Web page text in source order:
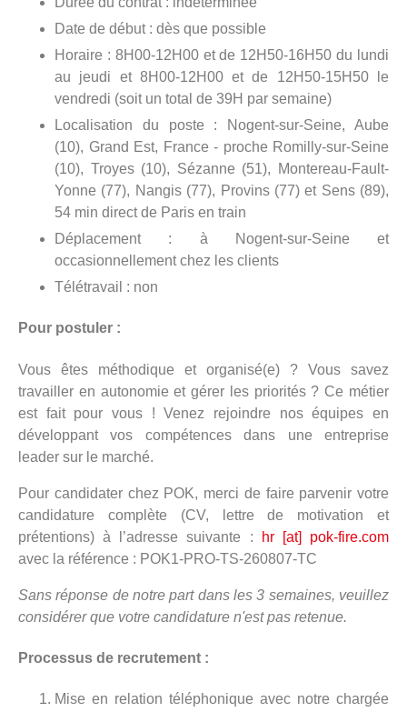
Date de début : dès que possible
Horaire : 8H00-12H00 et de 12H50-16H50 du lundi
au jeudi et 8H00-12H00 et de 12H50-15H50 le
vendredi (soit un total de 39H par semaine)
Localisation du poste : Nogent-sur-Seine, Aube
(10), Grand Est, France - proche Romilly-sur-Seine
(10), Troyes (10), Sézanne (51), Montereau-Fault-
Yonne (77), Nangis (77), Provins (77) et Sens (89),
54 min direct de Paris en train
Déplacement : à Nogent-sur-Seine et
occasionnellement chez les clients
Télétravail : non
Pour postuler :
Vous êtes méthodique et organisé(e) ? Vous savez
travailler en autonomie et gérer les priorités ? Ce métier
est fait pour vous ! Venez rejoindre nos équipes en
développant vos compétences dans une entreprise
leader sur le marché.
Pour candidater chez POK, merci de faire parvenir votre
candidature complète (CV, lettre de motivation et
prétentions) à l’adresse suivante :
hr [at] pok-fire.com
avec la référence : POK1-PRO-TS-260807-TC
Sans réponse de notre part dans les 3 semaines, veuillez
considérer que votre candidature n'est pas retenue.
Processus de recrutement :
Mise en relation téléphonique avec notre chargée